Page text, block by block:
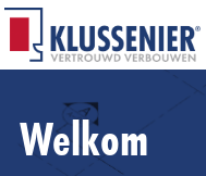
Welkom